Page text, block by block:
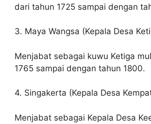
dari tahun 1725 sampai dengan
3. Maya Wangsa (Kepala Desa
Menjabat sebagai kuwu Ketiga
1765 sampai dengan tahun 1800.
4. Singakerta (Kepala Desa
Menjabat sebagai Kepala Desa